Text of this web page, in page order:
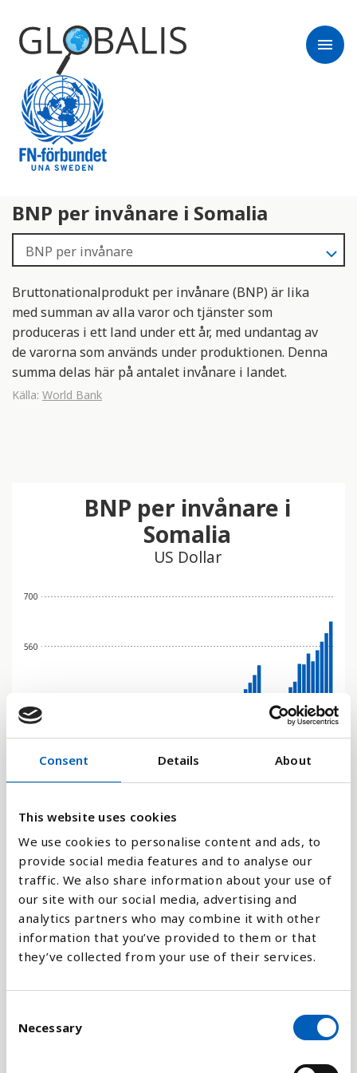
Consent Details About
This website uses cookies
We use cookies to personalise content and ads, to
provide social media features and to analyse our
traffic. We also share information about your use of
our site with our social media, advertising and
analytics partners who may combine it with other
information that you’ve provided to them or that
they’ve collected from your use of their services.
Necessary
menu
BNP per invånare i Somalia
Bruttonationalprodukt per invånare (BNP) är lika
med summan av alla varor och tjänster som
produceras i ett land under ett år, med undantag av
de varorna som används under produktionen. Denna
summa delas här på antalet invånare i landet.
Källa: World Bank
0
560
700
19601963 19661969 1972 19751978 1981 1984198719901993 19961999 2002 2005200820112014 20172020
BNP per invånare i
Somalia
US Dollar
Stapeldiagram
Linje
Platt